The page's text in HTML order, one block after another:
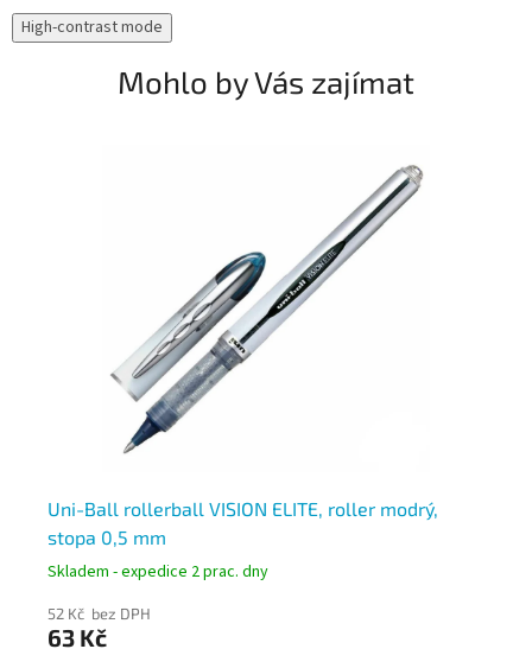
High-contrast mode
Mohlo by Vás zajímat
Uni-Ball rollerball VISION ELITE, roller modrý,
stopa 0,5 mm
Skladem - expedice 2 prac. dny
52 Kč bez DPH
63 Kč